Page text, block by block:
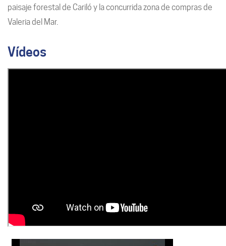
paisaje forestal de Cariló y la concurrida zona de compras de
Valeria del Mar.
Vídeos